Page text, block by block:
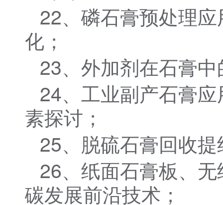
22、磷石膏预处理
化；
23、外加剂在石膏
24、工业副产石膏
素探讨；
25、脱硫石膏回收
26、纸面石膏板、
碳发展前沿技术；